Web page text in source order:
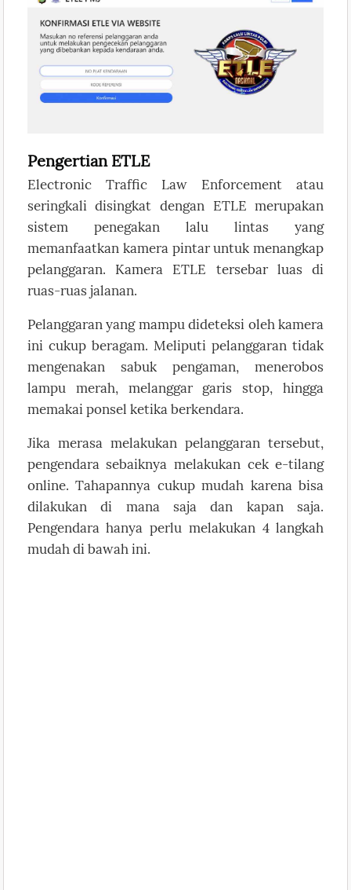
Pengertian ETLE
Electronic Traffic Law Enforcement atau
seringkali disingkat dengan ETLE merupakan
sistem penegakan lalu lintas yang
memanfaatkan kamera pintar untuk menangkap
pelanggaran. Kamera ETLE tersebar luas di
ruas-ruas jalanan.
Pelanggaran yang mampu dideteksi oleh kamera
ini cukup beragam. Meliputi pelanggaran tidak
mengenakan sabuk pengaman, menerobos
lampu merah, melanggar garis stop, hingga
memakai ponsel ketika berkendara.
Jika merasa melakukan pelanggaran tersebut,
pengendara sebaiknya melakukan cek e-tilang
online. Tahapannya cukup mudah karena bisa
dilakukan di mana saja dan kapan saja.
Pengendara hanya perlu melakukan 4 langkah
mudah di bawah ini.